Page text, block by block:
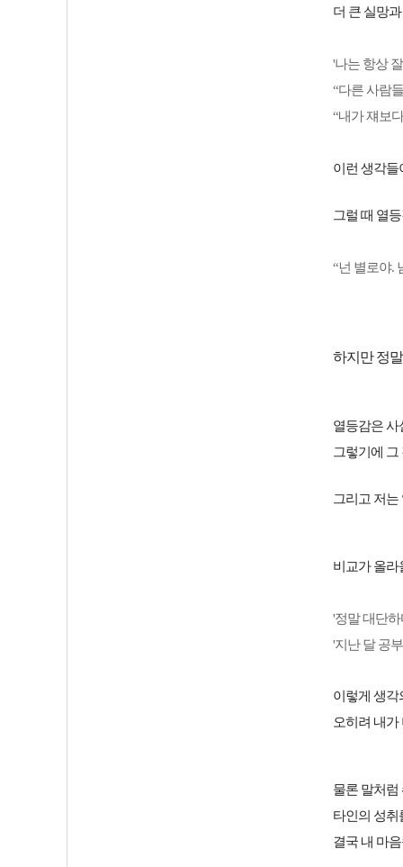
더 큰 실망
'나는 항상
“다른 사람
“내가 쟤보
이런 생각들
그럴 때 열
“넌 별로야.
하지만 정
열등감은 사
그렇기에 그
그리고 저
비교가 올라
'정말 대단
'지난 달 공
이렇게 생각
오히려 내가
물론 말처럼
타인의 성취
결국 내 마